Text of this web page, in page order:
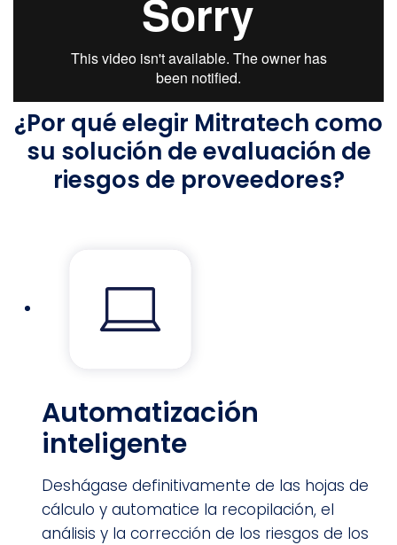
¿Por qué elegir Mitratech como
su solución de evaluación de
riesgos de proveedores?
Automatización
inteligente
Deshágase definitivamente de las hojas de
cálculo y automatice la recopilación, el
análisis y la corrección de los riesgos de los